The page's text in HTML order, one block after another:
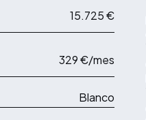
15.725 €
329 €/mes
Blanco